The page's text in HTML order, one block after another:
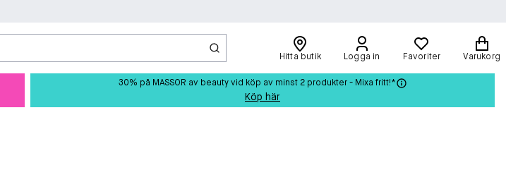
Hitta butik Logga in Favoriter Varukorg
30% på MASSOR av beauty vid köp av minst 2 produkter - Mixa fritt!*
Köp här